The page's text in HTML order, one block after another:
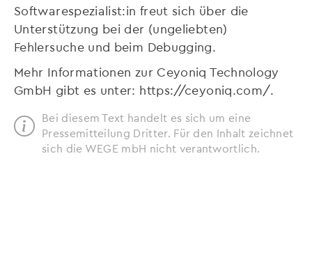
Softwarespezialist:in freut sich über die
Unterstützung bei der (ungeliebten)
Fehlersuche und beim Debugging.
Mehr Informationen zur Ceyoniq Technology
GmbH gibt es unter: https://ceyoniq.com/.
Bei diesem Text handelt es sich um eine
Pressemitteilung Dritter. Für den Inhalt zeichnet
sich die WEGE mbH nicht verantwortlich.